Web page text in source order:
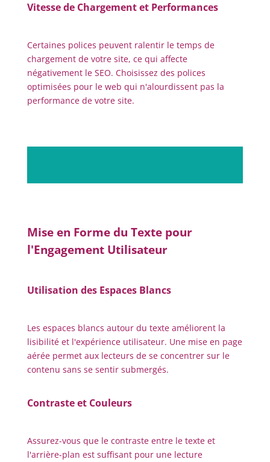
Vitesse de Chargement et Performances
Certaines polices peuvent ralentir le temps de
chargement de votre site, ce qui affecte
négativement le SEO. Choisissez des polices
optimisées pour le web qui n'alourdissent pas la
performance de votre site.
Mise en Forme du Texte pour
l'Engagement Utilisateur
Utilisation des Espaces Blancs
Les espaces blancs autour du texte améliorent la
lisibilité et l'expérience utilisateur. Une mise en page
aérée permet aux lecteurs de se concentrer sur le
contenu sans se sentir submergés.
Contraste et Couleurs
Assurez-vous que le contraste entre le texte et
l'arrière-plan est suffisant pour une lecture